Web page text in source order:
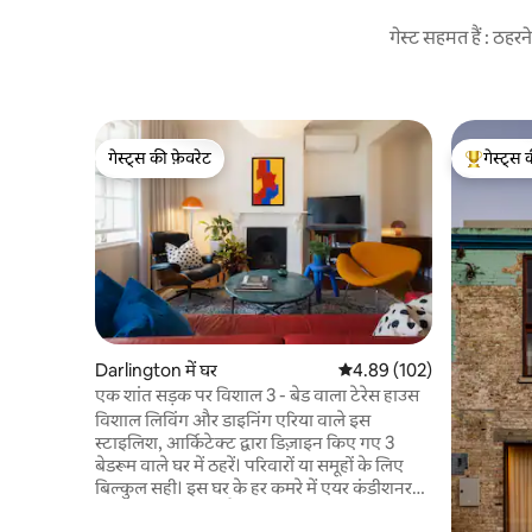
गेस्ट सहमत हैं :
गेस्ट्स की फ़ेवरेट
गेस्ट्स की फ़ेवरेट
Darlington में घर औसत रेटिंग 5 में से 4.89, 102
4.89 (102)
एक शांत सड़क पर विशाल 3 - बेड वाला टेरेस हाउस
विशाल लिविंग और डाइनिंग एरिया वाले इस
स्टाइलिश, आर्किटेक्ट द्वारा डिज़ाइन किए गए 3
बेडरूम वाले घर में ठहरें। परिवारों या समूहों के लिए
बिल्कुल सही। इस घर के हर कमरे में एयर कंडीशनर
गेस्ट्स का
गेस्ट्स